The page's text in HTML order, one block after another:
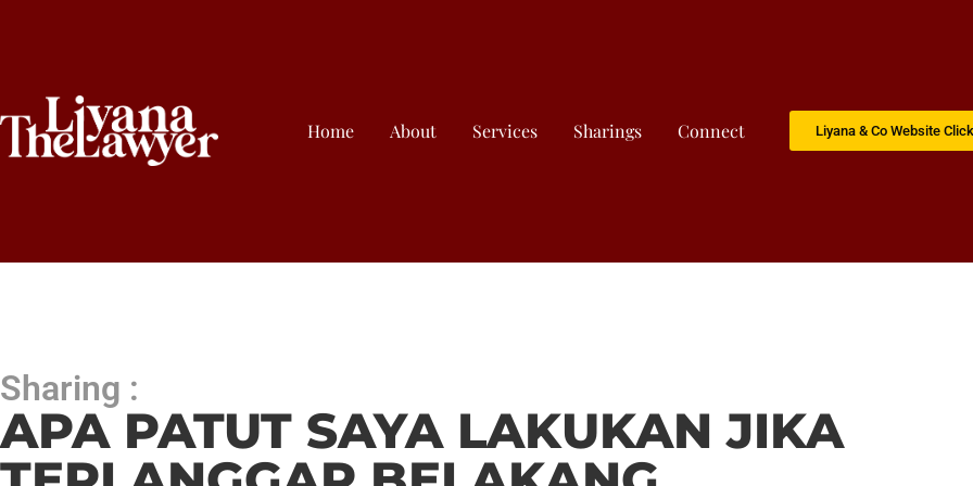
Home About Services Sharings Connect Liyana & Co Website
Sharing :
APA PATUT SAYA LAKUKAN JIKA